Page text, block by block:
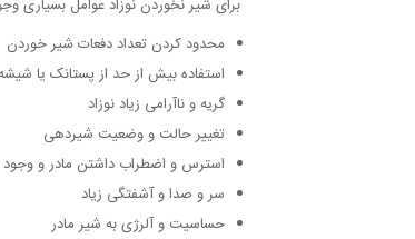
برای شیر نخوردن نوزاد عوامل بسیاری
محدود کردن تعداد دفعات شیر خوردن
استفاده بیش از حد از پستانک یا
گریه و ناآرامی زیاد نوزاد
تغییر حالت و وضعیت شیردهی
استرس و اضطراب داشتن مادر و وجود
سر و صدا و آشفتگی زیاد
حساسیت و آلرژی به شیر مادر